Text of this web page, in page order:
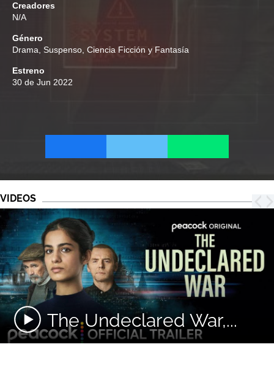
Creadores
N/A
Género
Drama Suspenso Ciencia Ficción y Fantasía
Estreno
30 de Jun 2022
VIDEOS
The Undeclared War,...